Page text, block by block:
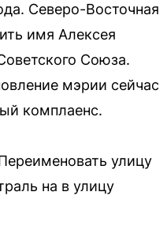
Северо-Восточная
имя Алексея
Союза.
мэрии сейчас
комплаенс.
улицу
на в улицу